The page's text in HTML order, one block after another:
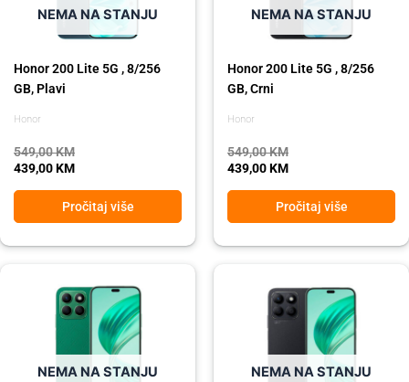
NEMA NA STANJU
Honor
Honor 200 Lite 5G , 8/256
GB, Plavi
549,00KM
439,00KM
Pročitaj više
NEMA NA STANJU
Honor
Honor 200 Lite 5G , 8/256
GB, Crni
549,00KM
439,00KM
Pročitaj više
NEMA NA STANJU
489,00 KM.
439,00 KM.
NEMA NA STANJU
489,00 KM.
439,00 KM.